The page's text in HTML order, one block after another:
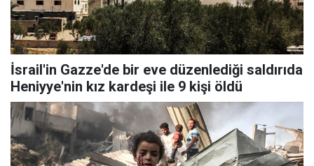
İsrail'in Gazze'de bir eve düzenlediği saldırıda
Heniyye'nin kız kardeşi ile 9 kişi öldü